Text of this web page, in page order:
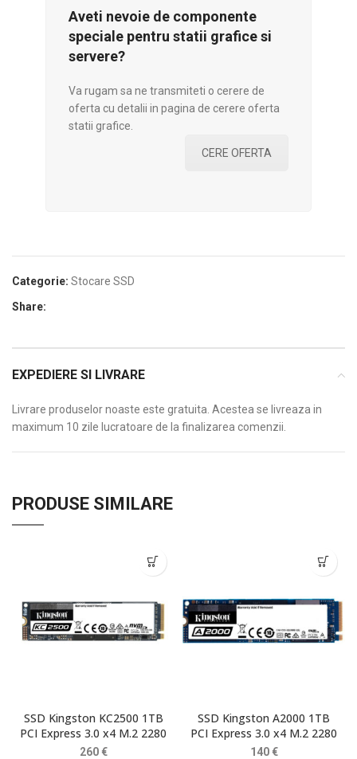
Aveti nevoie de componente
speciale pentru statii grafice si
servere?
Va rugam sa ne transmiteti o cerere de
oferta cu detalii in pagina de cerere oferta
statii grafice.
CERE OFERTA
Categorie: Stocare SSD
Share:
EXPEDIERE SI LIVRARE
Livrare produselor noaste este gratuita. Acestea se livreaza in
maximum 10 zile lucratoare de la finalizarea comenzii.
PRODUSE SIMILARE
SSD Kingston KC2500 1TB
PCI Express 3.0 x4 M.2 2280
260 €
SSD Kingston A2000 1TB
PCI Express 3.0 x4 M.2 2280
140 €